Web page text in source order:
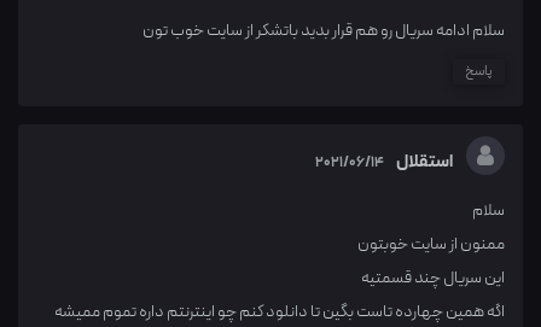
سلام ادامه سریال رو هم قرار بدید باتشکر از سایت خوب تون
پاسخ
استقلال 2021/06/14
سلام
ممنون از سایت خوبتون
این سریال چند قسمتیه
اگه همین چهارده تاست بگین تا دانلود کنم چو اینترنتم داره تموم ممیشه